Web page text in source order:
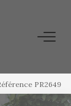
PR2649